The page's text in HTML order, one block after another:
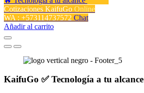
Cotizaciones KaifuGo Online
WA : +573114737572 Chat
Añadir al carrito
KaifuGo ✅ Tecnología a tu alcance